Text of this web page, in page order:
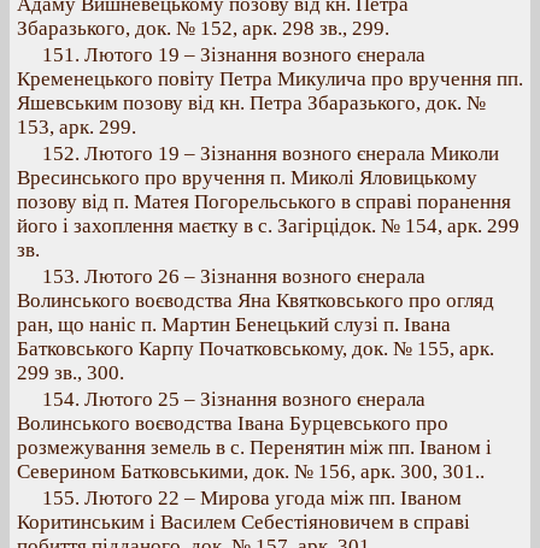
Збаразького, док. № 152, арк. 298 зв., 299.
151. Лютого 19 – Зізнання возного єнерала
Кременецького повіту Петра Микулича про вручення пп.
Яшевським позову від кн. Петра Збаразького, док. №
153, арк. 299.
152. Лютого 19 – Зізнання возного єнерала Миколи
Вресинського про вручення п. Миколі Яловицькому
позову від п. Матея Погорельського в справі поранення
його і захоплення маєтку в с. Загірцідок. № 154, арк. 299
зв.
153. Лютого 26 – Зізнання возного єнерала
Волинського воєводства Яна Квятковського про огляд
ран, що наніс п. Мартин Бенецький слузі п. Івана
Батковського Карпу Початковському, док. № 155, арк.
299 зв., 300.
154. Лютого 25 – Зізнання возного єнерала
Волинського воєводства Івана Бурцевського про
розмежування земель в с. Перенятин між пп. Іваном і
Северином Батковськими, док. № 156, арк. 300, 301..
155. Лютого 22 – Мирова угода між пп. Іваном
Коритинським і Василем Себестіяновичем в справі